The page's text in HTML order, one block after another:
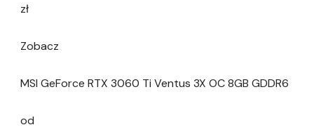
zł
Zobacz
MSI GeForce RTX 3060 Ti Ventus 3X OC 8GB GDDR6
od